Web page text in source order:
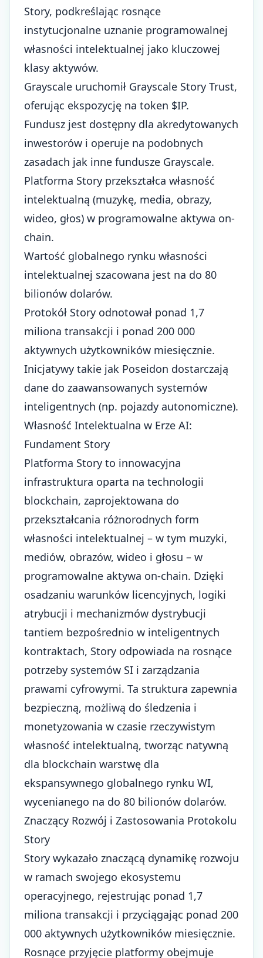
Story, podkreślając rosnące
instytucjonalne uznanie programowalnej
własności intelektualnej jako kluczowej
klasy aktywów.
Grayscale uruchomił Grayscale Story Trust,
oferując ekspozycję na token $IP.
Fundusz jest dostępny dla akredytowanych
inwestorów i operuje na podobnych
zasadach jak inne fundusze Grayscale.
Platforma Story przekształca własność
intelektualną (muzykę, media, obrazy,
wideo, głos) w programowalne aktywa on-
chain.
Wartość globalnego rynku własności
intelektualnej szacowana jest na do 80
bilionów dolarów.
Protokół Story odnotował ponad 1,7
miliona transakcji i ponad 200 000
aktywnych użytkowników miesięcznie.
Inicjatywy takie jak Poseidon dostarczają
dane do zaawansowanych systemów
inteligentnych (np. pojazdy autonomiczne).
Własność Intelektualna w Erze AI:
Fundament Story
Platforma Story to innowacyjna
infrastruktura oparta na technologii
blockchain, zaprojektowana do
przekształcania różnorodnych form
własności intelektualnej – w tym muzyki,
mediów, obrazów, wideo i głosu – w
programowalne aktywa on-chain. Dzięki
osadzaniu warunków licencyjnych, logiki
atrybucji i mechanizmów dystrybucji
tantiem bezpośrednio w inteligentnych
kontraktach, Story odpowiada na rosnące
potrzeby systemów SI i zarządzania
prawami cyfrowymi. Ta struktura zapewnia
bezpieczną, możliwą do śledzenia i
monetyzowania w czasie rzeczywistym
własność intelektualną, tworząc natywną
dla blockchain warstwę dla
ekspansywnego globalnego rynku WI,
wycenianego na do 80 bilionów dolarów.
Znaczący Rozwój i Zastosowania Protokolu
Story
Story wykazało znaczącą dynamikę rozwoju
w ramach swojego ekosystemu
operacyjnego, rejestrując ponad 1,7
miliona transakcji i przyciągając ponad 200
000 aktywnych użytkowników miesięcznie.
Rosnące przyjęcie platformy obejmuje